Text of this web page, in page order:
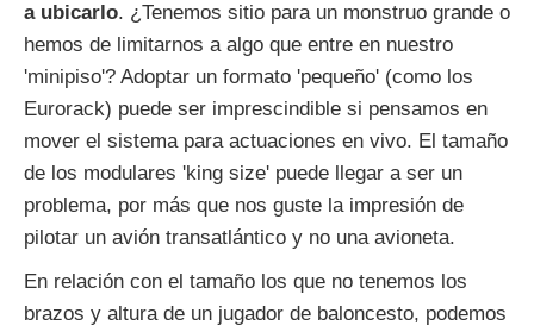
a ubicarlo. ¿Tenemos sitio para un monstruo grande o
hemos de limitarnos a algo que entre en nuestro
'minipiso'? Adoptar un formato 'pequeño' (como los
Eurorack) puede ser imprescindible si pensamos en
mover el sistema para actuaciones en vivo. El tamaño
de los modulares 'king size' puede llegar a ser un
problema, por más que nos guste la impresión de
pilotar un avión transatlántico y no una avioneta.
En relación con el tamaño los que no tenemos los
brazos y altura de un jugador de baloncesto, podemos